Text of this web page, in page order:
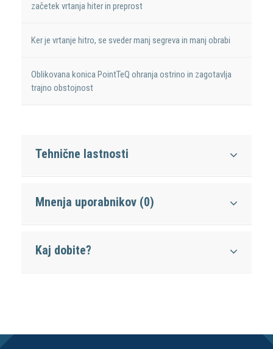
začetek vrtanja hiter in preprost
Ker je vrtanje hitro, se sveder manj segreva in manj obrabi
Oblikovana konica PointTeQ ohranja ostrino in zagotavlja
trajno obstojnost
Tehnične lastnosti
Mnenja uporabnikov (0)
Kaj dobite?